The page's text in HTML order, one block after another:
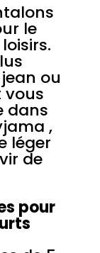
le
ou
vous
dans
,
léger
de
pour